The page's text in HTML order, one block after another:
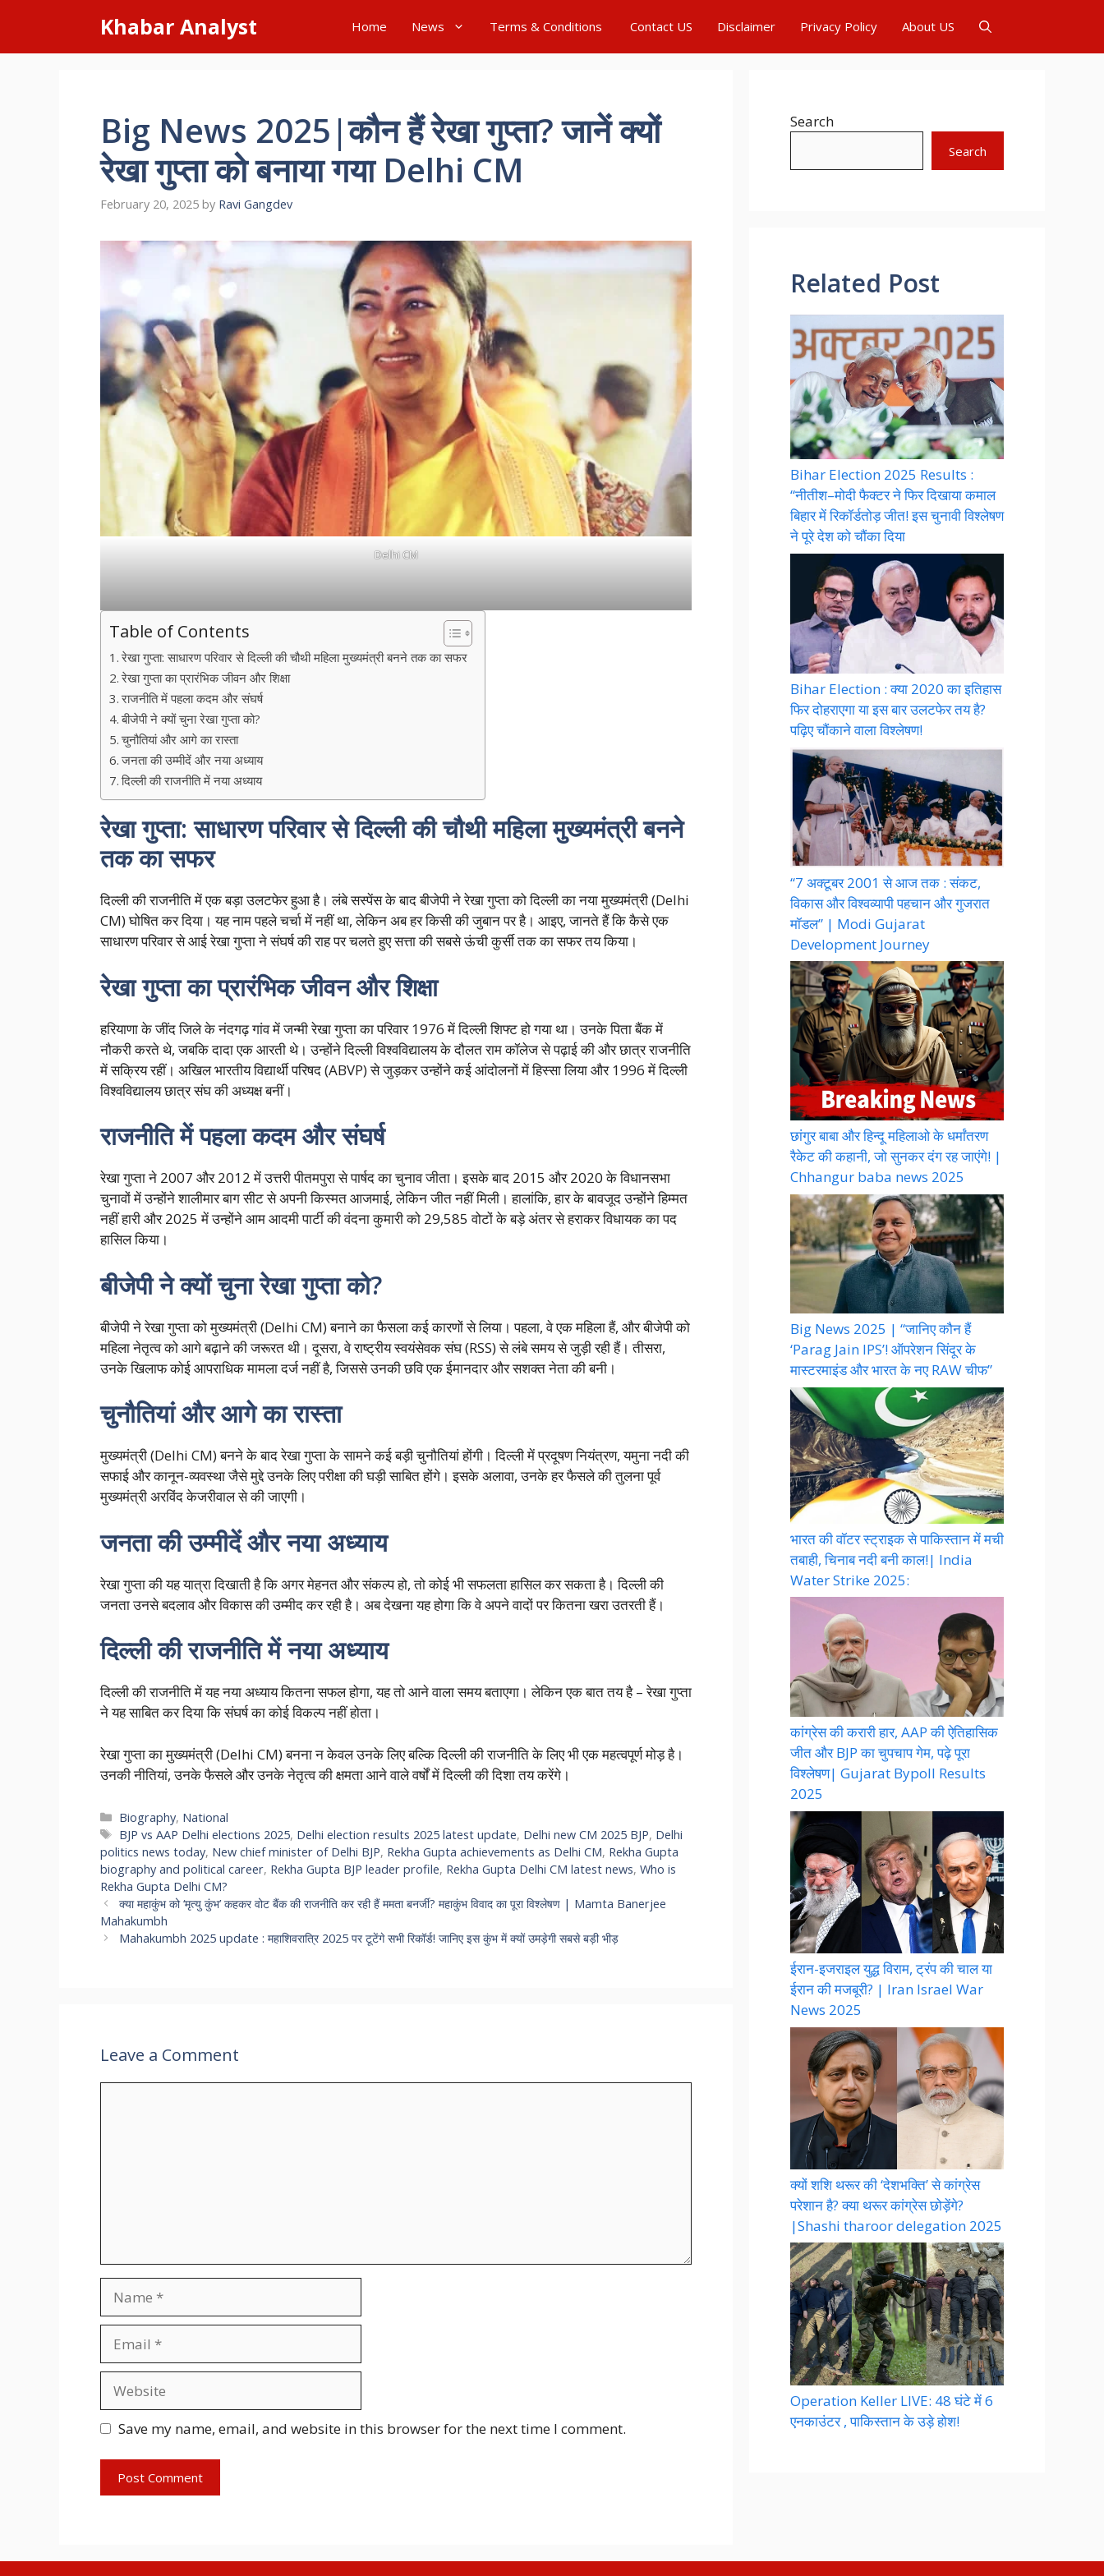
content
Khabar Analyst Home News Terms & Conditions Contact US Disclaimer Privacy Policy About US
Big News 2025|कौन हैं रेखा गुप्ता? जानें क्यों
रेखा गुप्ता को बनाया गया Delhi CM
February 20, 2025 by Ravi Gangdev
Delhi CM
Table of Contents
रेखा गुप्ता: साधारण परिवार से दिल्ली की चौथी महिला मुख्यमंत्री बनने तक का सफर
रेखा गुप्ता का प्रारंभिक जीवन और शिक्षा
राजनीति में पहला कदम और संघर्ष
बीजेपी ने क्यों चुना रेखा गुप्ता को?
चुनौतियां और आगे का रास्ता
जनता की उम्मीदें और नया अध्याय
दिल्ली की राजनीति में नया अध्याय
रेखा गुप्ता: साधारण परिवार से दिल्ली की चौथी महिला मुख्यमंत्री बनने
तक का सफर
दिल्ली की राजनीति में एक बड़ा उलटफेर हुआ है। लंबे सस्पेंस के बाद बीजेपी ने रेखा गुप्ता को दिल्ली का नया मुख्यमंत्री (Delhi
CM) घोषित कर दिया। यह नाम पहले चर्चा में नहीं था, लेकिन अब हर किसी की जुबान पर है। आइए, जानते हैं कि कैसे एक
साधारण परिवार से आई रेखा गुप्ता ने संघर्ष की राह पर चलते हुए सत्ता की सबसे ऊंची कुर्सी तक का सफर तय किया।
रेखा गुप्ता का प्रारंभिक जीवन और शिक्षा
हरियाणा के जींद जिले के नंदगढ़ गांव में जन्मी रेखा गुप्ता का परिवार 1976 में दिल्ली शिफ्ट हो गया था। उनके पिता बैंक में
नौकरी करते थे, जबकि दादा एक आरती थे। उन्होंने दिल्ली विश्वविद्यालय के दौलत राम कॉलेज से पढ़ाई की और छात्र राजनीति
में सक्रिय रहीं। अखिल भारतीय विद्यार्थी परिषद (ABVP) से जुड़कर उन्होंने कई आंदोलनों में हिस्सा लिया और 1996 में दिल्ली
विश्वविद्यालय छात्र संघ की अध्यक्ष बनीं।
राजनीति में पहला कदम और संघर्ष
रेखा गुप्ता ने 2007 और 2012 में उत्तरी पीतमपुरा से पार्षद का चुनाव जीता। इसके बाद 2015 और 2020 के विधानसभा
चुनावों में उन्होंने शालीमार बाग सीट से अपनी किस्मत आजमाई, लेकिन जीत नहीं मिली। हालांकि, हार के बावजूद उन्होंने हिम्मत
नहीं हारी और 2025 में उन्होंने आम आदमी पार्टी की वंदना कुमारी को 29,585 वोटों के बड़े अंतर से हराकर विधायक का पद
हासिल किया।
बीजेपी ने क्यों चुना रेखा गुप्ता को?
बीजेपी ने रेखा गुप्ता को मुख्यमंत्री (Delhi CM) बनाने का फैसला कई कारणों से लिया। पहला, वे एक महिला हैं, और बीजेपी को
महिला नेतृत्व को आगे बढ़ाने की जरूरत थी। दूसरा, वे राष्ट्रीय स्वयंसेवक संघ (RSS) से लंबे समय से जुड़ी रही हैं। तीसरा,
उनके खिलाफ कोई आपराधिक मामला दर्ज नहीं है, जिससे उनकी छवि एक ईमानदार और सशक्त नेता की बनी।
चुनौतियां और आगे का रास्ता
मुख्यमंत्री (Delhi CM) बनने के बाद रेखा गुप्ता के सामने कई बड़ी चुनौतियां होंगी। दिल्ली में प्रदूषण नियंत्रण, यमुना नदी की
सफाई और कानून-व्यवस्था जैसे मुद्दे उनके लिए परीक्षा की घड़ी साबित होंगे। इसके अलावा, उनके हर फैसले की तुलना पूर्व
मुख्यमंत्री अरविंद केजरीवाल से की जाएगी।
जनता की उम्मीदें और नया अध्याय
रेखा गुप्ता की यह यात्रा दिखाती है कि अगर मेहनत और संकल्प हो, तो कोई भी सफलता हासिल कर सकता है। दिल्ली की
जनता उनसे बदलाव और विकास की उम्मीद कर रही है। अब देखना यह होगा कि वे अपने वादों पर कितना खरा उतरती हैं।
दिल्ली की राजनीति में नया अध्याय
दिल्ली की राजनीति में यह नया अध्याय कितना सफल होगा, यह तो आने वाला समय बताएगा। लेकिन एक बात तय है – रेखा गुप्ता
ने यह साबित कर दिया कि संघर्ष का कोई विकल्प नहीं होता।
रेखा गुप्ता का मुख्यमंत्री (Delhi CM) बनना न केवल उनके लिए बल्कि दिल्ली की राजनीति के लिए भी एक महत्वपूर्ण मोड़ है।
उनकी नीतियां, उनके फैसले और उनके नेतृत्व की क्षमता आने वाले वर्षों में दिल्ली की दिशा तय करेंगे।
Categories
Biography, National
Tags
BJP vs AAP Delhi elections 2025, Delhi election results 2025 latest update, Delhi new CM 2025 BJP, Delhi
politics news today, New chief minister of Delhi BJP, Rekha Gupta achievements as Delhi CM, Rekha Gupta
biography and political career, Rekha Gupta BJP leader profile, Rekha Gupta Delhi CM latest news, Who is
Rekha Gupta Delhi CM?
क्या महाकुंभ को ‘मृत्यु कुंभ’ कहकर वोट बैंक की राजनीति कर रही हैं ममता बनर्जी? महाकुंभ विवाद का पूरा विश्लेषण | Mamta Banerjee
Mahakumbh
Mahakumbh 2025 update : महाशिवरात्रि 2025 पर टूटेंगे सभी रिकॉर्ड! जानिए इस कुंभ में क्यों उमड़ेगी सबसे बड़ी भीड़
Leave a Comment
Save my name, email, and website in this browser for the next time I comment.
Search
Search
Related Post
Bihar Election 2025 Results :
“नीतीश–मोदी फैक्टर ने फिर दिखाया कमाल
बिहार में रिकॉर्डतोड़ जीत! इस चुनावी विश्लेषण
ने पूरे देश को चौंका दिया
Bihar Election : क्या 2020 का इतिहास
फिर दोहराएगा या इस बार उलटफेर तय है?
पढ़िए चौंकाने वाला विश्लेषण!
“7 अक्टूबर 2001 से आज तक : संकट,
विकास और विश्वव्यापी पहचान और गुजरात
मॉडल” | Modi Gujarat
Development Journey
छांगुर बाबा और हिन्दू महिलाओ के धर्मांतरण
रैकेट की कहानी, जो सुनकर दंग रह जाएंगे! |
Chhangur baba news 2025
Big News 2025 | “जानिए कौन हैं
‘Parag Jain IPS’! ऑपरेशन सिंदूर के
मास्टरमाइंड और भारत के नए RAW चीफ”
भारत की वॉटर स्ट्राइक से पाकिस्तान में मची
तबाही, चिनाब नदी बनी काल!| India
Water Strike 2025:
कांग्रेस की करारी हार, AAP की ऐतिहासिक
जीत और BJP का चुपचाप गेम, पढ़े पूरा
विश्लेषण| Gujarat Bypoll Results
2025
ईरान-इजराइल युद्ध विराम, ट्रंप की चाल या
ईरान की मजबूरी? | Iran Israel War
News 2025
क्यों शशि थरूर की ‘देशभक्ति’ से कांग्रेस
परेशान है? क्या थरूर कांग्रेस छोड़ेंगे?
|Shashi tharoor delegation 2025
Operation Keller LIVE: 48 घंटे में 6
एनकाउंटर , पाकिस्तान के उड़े होश!